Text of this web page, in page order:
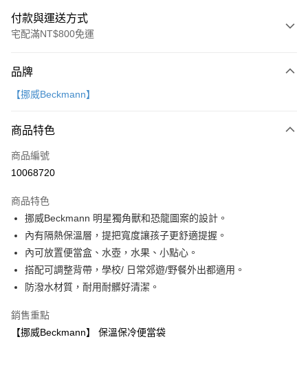
付款與運送方式
宅配滿NT$800免運
信用卡一次付款
Apple Pay
大哥付你分期
相關說明
1.本服務由台灣大哥大提供，台灣大哥大用戶可立即使用無須另外申請。
2.付款方式選擇「大哥付你分期」，訂單成立後會自動跳轉到大哥付的交易
流程，驗證手機門號後，選擇欲分期的期數、繳款截止日，確認付款後即完
成交易。
3.實際核准額度、可分期數及費用金額請依後續交易確認頁面所載為準。
4.訂單成立30分鐘內，如未前往確認交易或遇審核未通過，訂單將自動取
消。如遇「轉專審核」未通過狀況，表示未達大哥付你分期系統評分，恕無
法說明評估內容。
1.分期款項不併入電信帳單，「大哥付你分期」於每月結算日後寄送繳費提
2.透過簡訊連結打開帳單後，可選擇「超商條碼／台灣大直營門市／銀行轉
AFTEE先享後付
相關說明
【關於「AFTEE先享後付」】
便利好安心！
１．簡單：不需註冊會員、不需綁卡、不需儲值。
２．便利：只要手機號碼，簡訊認證，即可結帳。
３．安心：先確認商品／服務後，再付款。
【「AFTEE先享後付」結帳流程】
１．於結帳方式選擇「AFTEE先享後付」後，將跳轉至「AFTEE先享後付」
ATM付款
運送方式
每筆NT$70，滿NT$800(含以上)免運費
品牌
【挪威Beckmann】
商品特色
商品編號
10068720
商品特色
挪威Beckmann 明星獨角獸和恐龍圖案的設計。
內有隔熱保溫層，提把寬度讓孩子更舒適提握。
內可放置便當盒、水壺，水果、小點心。
搭配可調整背帶，學校/ 日常郊遊/野餐外出都適用。
防潑水材質，耐用耐髒好清潔。
銷售重點
【挪威Beckmann】 保溫保冷便當袋